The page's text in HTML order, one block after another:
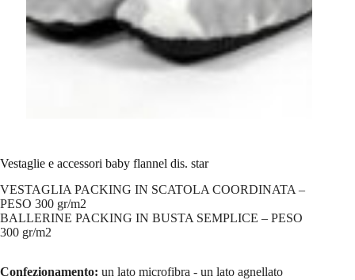
Vestaglie e accessori baby flannel dis. star
VESTAGLIA PACKING IN SCATOLA COORDINATA –
PESO 300 gr/m2
BALLERINE PACKING IN BUSTA SEMPLICE – PESO
300 gr/m2
Confezionamento: un lato microfibra - un lato agnellato